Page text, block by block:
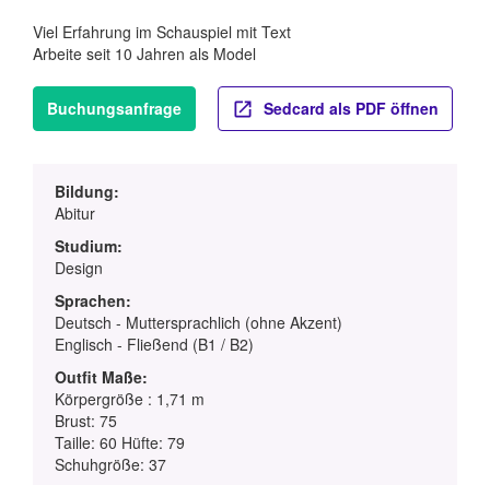
Viel Erfahrung im Schauspiel mit Text
Arbeite seit 10 Jahren als Model
Buchungsanfrage Sedcard als PDF öffnen
Bildung:
Abitur
Studium:
Design
Sprachen:
Deutsch - Muttersprachlich (ohne Akzent)
Englisch - Fließend (B1 / B2)
Outfit Maße:
Körpergröße : 1,71 m
Brust: 75
Taille: 60 Hüfte: 79
Schuhgröße: 37